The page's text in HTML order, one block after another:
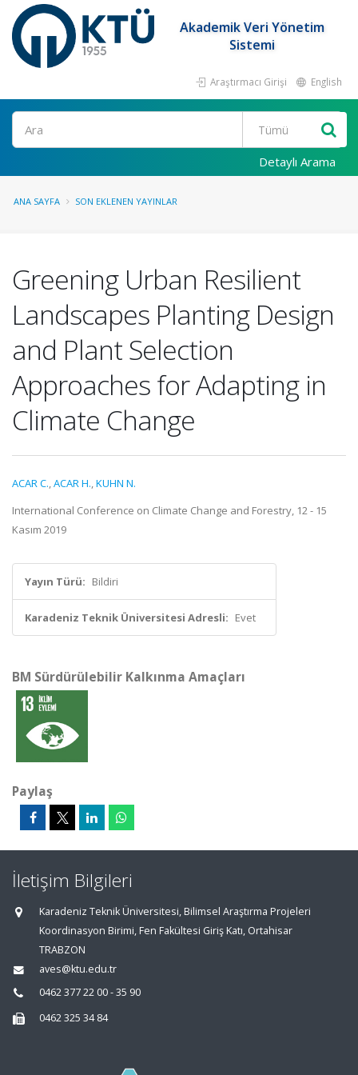
Akademik Veri Yönetim
Sistemi
Araştırmacı Girişi English
Ara
Detaylı Arama
ANA SAYFA SON EKLENEN YAYINLAR
Greening Urban Resilient
Landscapes Planting Design
and Plant Selection
Approaches for Adapting in
Climate Change
ACAR C.,ACAR H.,KUHN N.
International Conference on Climate Change and Forestry, 12 - 15
Kasım 2019
Yayın Türü: Bildiri
Karadeniz Teknik Üniversitesi Adresli: Evet
BM Sürdürülebilir Kalkınma Amaçları
Paylaş
İletişim Bilgileri
Karadeniz Teknik Üniversitesi, Bilimsel Araştırma Projeleri
Koordinasyon Birimi, Fen Fakültesi Giriş Katı, Ortahisar
TRABZON
aves@ktu.edu.tr
0462 377 22 00 - 35 90
0462 325 34 84